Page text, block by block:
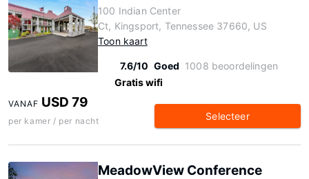
100 Indian Center
Ct, Kingsport, Tennessee 37660, US
Toon kaart
7.6/10 Goed 1008 beoordelingen
Gratis wifi
VANAF USD 79
per kamer / per nacht Selecteer
MeadowView Conference